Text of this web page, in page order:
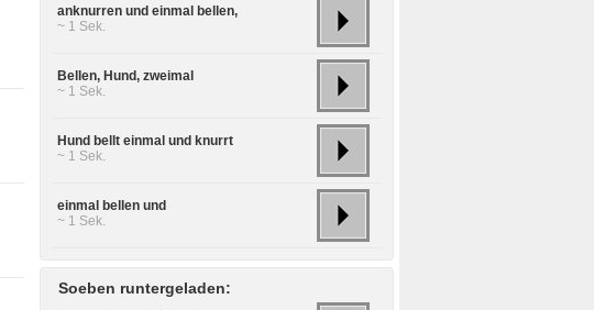
anknurren und einmal bellen,
~ 1 Sek.
Bellen, Hund, zweimal
~ 1 Sek.
Hund bellt einmal und knurrt
~ 1 Sek.
einmal bellen und
~ 1 Sek.
Soeben runtergeladen: